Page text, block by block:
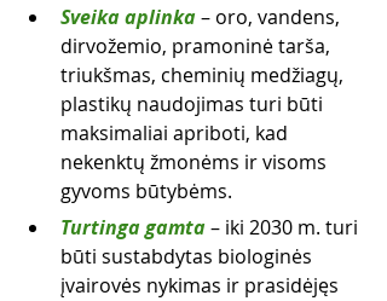
Sveika aplinka – oro, vandens,
dirvožemio, pramoninė tarša,
triukšmas, cheminių medžiagų,
plastikų naudojimas turi būti
maksimaliai apriboti, kad
nekenktų žmonėms ir visoms
gyvoms būtybėms.
Turtinga gamta – iki 2030 m. turi
būti sustabdytas biologinės
įvairovės nykimas ir prasidėjęs